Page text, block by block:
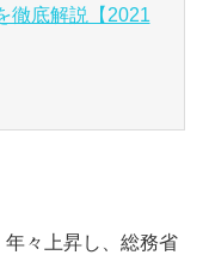
徹底解説【2021
々上昇し、総務省